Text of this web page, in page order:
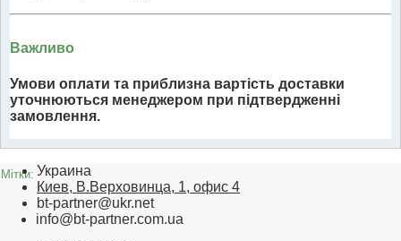
Важливо
Умови оплати та приблизна вартість доставки
уточнюються менеджером при підтвердженні
замовлення.
Мітки: Украина
Киев, В.Верховинца, 1, офис 4
bt-partner@ukr.net
info@bt-partner.com.ua